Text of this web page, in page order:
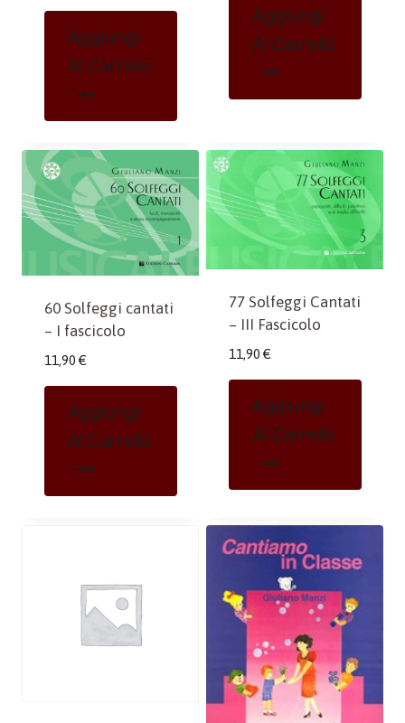
Aggiungi
Al Carrello
Aggiungi
Al Carrello
60 Solfeggi cantati
– I fascicolo
11,90 €
Aggiungi
Al Carrello
77 Solfeggi Cantati
– III Fascicolo
11,90 €
Aggiungi
Al Carrello